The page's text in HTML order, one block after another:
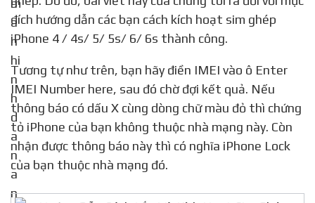
đích hướng dẫn các bạn cách kích hoạt sim ghép
iPhone 4 / 4s/ 5/ 5s/ 6/ 6s thành công.
Tương tự như trên, bạn hãy điền IMEI vào ô Enter
IMEI Number here, sau đó chờ đợi kết quả. Nếu
thông báo có dấu X cùng dòng chữ màu đỏ thì chứng
tỏ iPhone của bạn không thuộc nhà mạng này. Còn
nhận được thông báo này thì có nghĩa iPhone Lock
của bạn thuộc nhà mạng đó.